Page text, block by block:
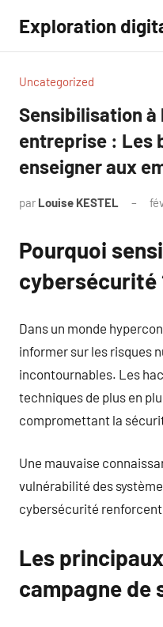
contenu
Exploration
Uncategorized
Sensibilisation
entreprise : Les
enseigner aux
par Louise KESTEL
Pourquoi
cybersécurité
Dans un monde
informer sur les risques
incontournables. Les
techniques de plus en
compromettant la
Une mauvaise
vulnérabilité des
cybersécurité
Les
campagne de